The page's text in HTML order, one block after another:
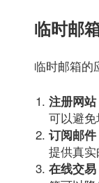
临时邮
临时邮箱的
注册网
可以避免
订阅邮
提供真实
在线交